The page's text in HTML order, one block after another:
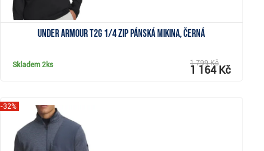
Under Armour T2G 1/4 Zip pánská mikina, černá
Skladem2ks 1 799 Kč
1 164 Kč
-32%